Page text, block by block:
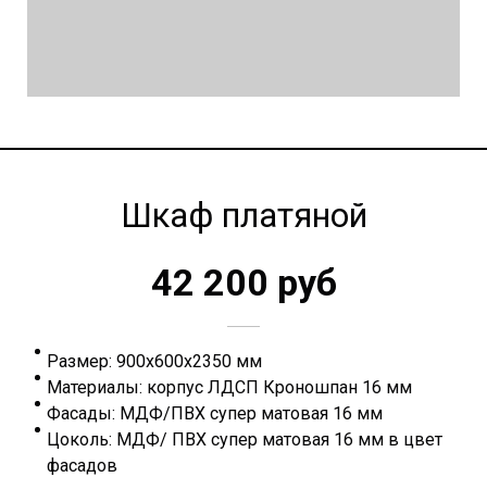
Шкаф платяной
42 200 руб
Размер: 900х600х2350 мм
Материалы: корпус ЛДСП Кроношпан 16 мм
Фасады: МДФ/ПВХ супер матовая 16 мм
Цоколь: МДФ/ ПВХ супер матовая 16 мм в цвет
фасадов